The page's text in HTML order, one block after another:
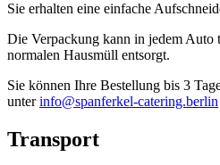
Sie erhalten eine einfache
Die Verpackung kann in jedem
normalen Hausmüll entsorgt.
Sie können Ihre Bestellung bis 3
unterinfo@spanferkel-catering.berlin
Transport